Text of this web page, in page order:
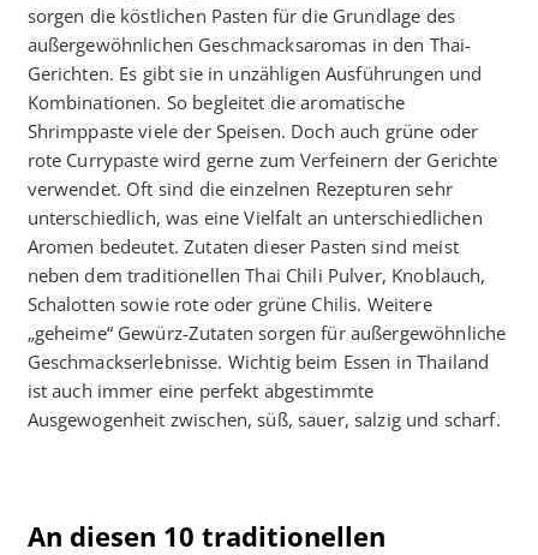
sorgen die köstlichen Pasten für die Grundlage des
außergewöhnlichen Geschmacksaromas in den Thai-
Gerichten. Es gibt sie in unzähligen Ausführungen und
Kombinationen. So begleitet die aromatische
Shrimppaste viele der Speisen. Doch auch grüne oder
rote Currypaste wird gerne zum Verfeinern der Gerichte
verwendet. Oft sind die einzelnen Rezepturen sehr
unterschiedlich, was eine Vielfalt an unterschiedlichen
Aromen bedeutet. Zutaten dieser Pasten sind meist
neben dem traditionellen Thai Chili Pulver, Knoblauch,
Schalotten sowie rote oder grüne Chilis. Weitere
„geheime“ Gewürz-Zutaten sorgen für außergewöhnliche
Geschmackserlebnisse. Wichtig beim Essen in Thailand
ist auch immer eine perfekt abgestimmte
Ausgewogenheit zwischen, süß, sauer, salzig und scharf.
An diesen 10 traditionellen